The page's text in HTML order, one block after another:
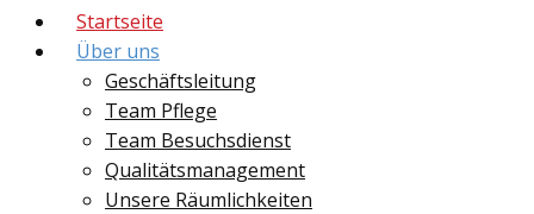
Startseite
Über uns
Geschäftsleitung
Team Pflege
Team Besuchsdienst
Qualitätsmanagement
Unsere Räumlichkeiten